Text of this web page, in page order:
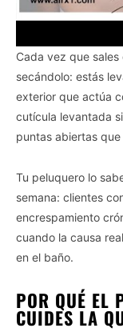
Cada vez que
secándolo: estás
exterior que actúa
cutícula levantada
puntas abiertas
Tu peluquero lo
semana: clientes
encrespamiento
cuando la causa
en el baño.
POR QUÉ EL
CUIDES LA